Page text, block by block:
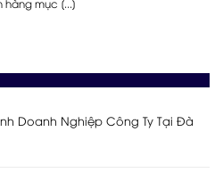
hàng mục [...]
Doanh Nghiệp Công Ty Tại Đà